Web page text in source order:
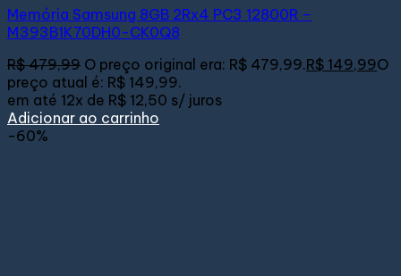
Memória Samsung 8GB 2Rx4 PC3 12800R –
M393B1K70DH0-CK0Q8
R$479,99 O preço original era: R$ 479,99.R$ 149,99O
preço atual é: R$ 149,99.
em até 12x de R$ 12,50 s/ juros
Adicionar ao carrinho
-60%